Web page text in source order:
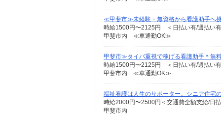
≪甲斐市≫未経験・無資格から看護助手へ
時給1500円〜2125円 ＜日払い有/週払い
甲斐市内 ≪車通勤OK≫
甲斐市≫タイパ重視で稼げる看護助手＊無
時給1500円〜2125円 ＜日払い有/週払い
甲斐市内 ≪車通勤OK≫
福祉看護は人生のサポーター。シニア住宅
時給2000円〜2500円＜交通費全額支給/日
甲斐市内